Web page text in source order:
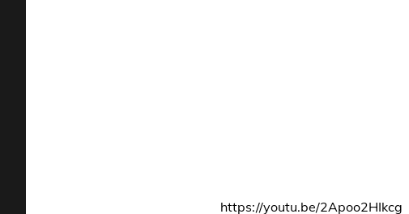
https://youtu.be/2Apoo2HIkcg